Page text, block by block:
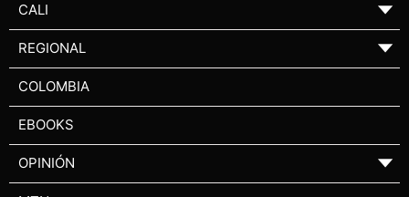
CALI ▼
REGIONAL ▼
COLOMBIA
EBOOKS
OPINIÓN ▼